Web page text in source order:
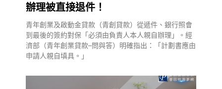
辦理被直接退件！
青年創業及啟動金貸款（青創貸款）從遞件、銀行照會
到最後的簽約對保「必須由負責人本人親自辦理」。經
濟部（青年創業貸款–問與答）明確指出：「計劃書應由
申請人親自填具。」